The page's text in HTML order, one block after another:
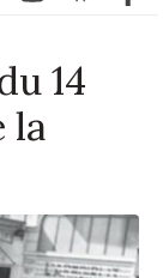
14
la